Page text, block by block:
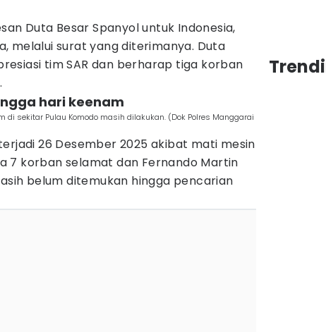
Duta Besar Spanyol untuk Indonesia,
melalui surat yang diterimanya. Duta
tim SAR dan berharap tiga korban
hari keenam
di sekitar Pulau Komodo masih dilakukan. (Dok Polres Manggarai
26 Desember 2025 akibat mati mesin
7 korban selamat dan Fernando Martin
belum ditemukan hingga pencarian